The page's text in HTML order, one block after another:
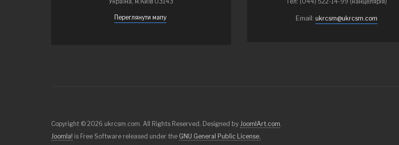
Переглянути мапу Email:ukrcsm@ukrcsm.com
Copyright © 2026 ukrcsm.com. All Rights Reserved. Designed by JoomlArt.com.
Joomla! is Free Software released under the GNU General Public License.